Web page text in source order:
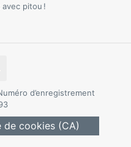
avec pitou !
d’enregistrement
de cookies (CA)